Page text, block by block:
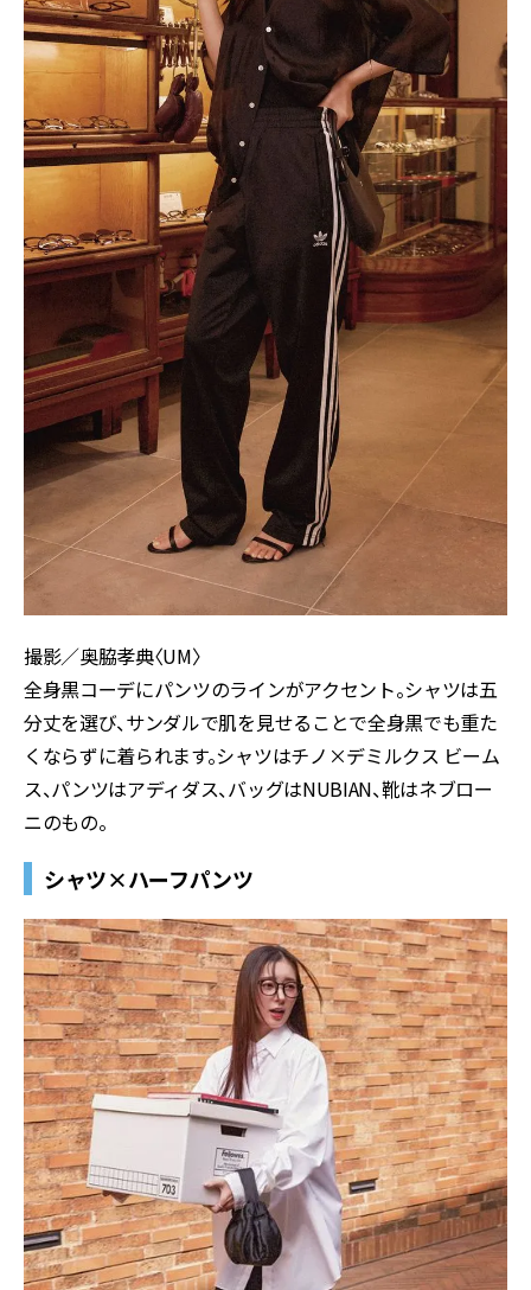
撮影／奥脇孝典〈UM〉
全身黒コーデにパンツのラインがアクセント。シャツは五
分丈を選び、サンダルで肌を見せることで全身黒でも重た
くならずに着られます。シャツはチノ×デミルクス ビーム
ス、パンツはアディダス、バッグはNUBIAN、靴はネブロー
ニのもの。
シャツ×ハーフパンツ